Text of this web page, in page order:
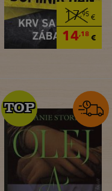
17,95€
14,18€
TOP
TOP